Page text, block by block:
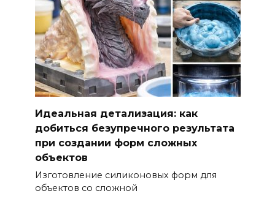
Идеальная детализация: как
добиться безупречного результата
при создании форм сложных
объектов
Изготовление силиконовых форм для
объектов со сложной